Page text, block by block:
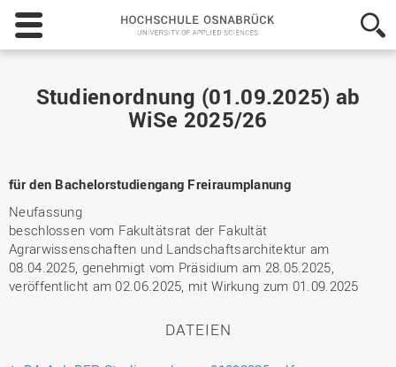
Hochschule
Osnabrück
-
of
Applied
Studienordnung (01.09.2025) ab
WiSe 2025/26
für den Bachelorstudiengang Freiraumplanung
Neufassung
beschlossen vom Fakultätsrat der Fakultät
Agrarwissenschaften und Landschaftsarchitektur am
08.04.2025, genehmigt vom Präsidium am 28.05.2025,
veröffentlicht am 02.06.2025, mit Wirkung zum 01.09.2025
DATEIEN